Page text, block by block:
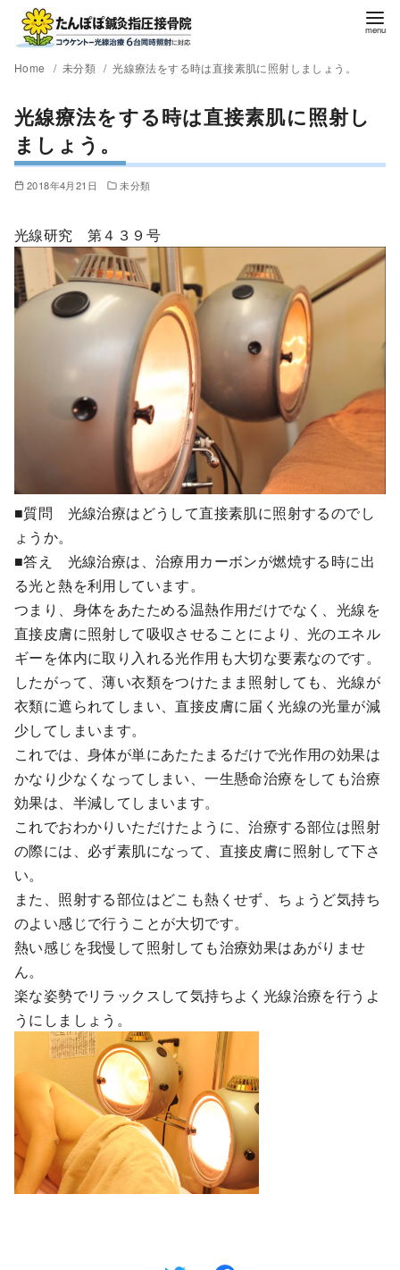
Home 未分類 光線療法をする時は直接素肌に照射しましょう。
光線療法をする時は直接素肌に照射し
ましょう。
2018年4月21日 未分類
光線研究 第４３９号
■質問 光線治療はどうして直接素肌に照射するのでし
ょうか。
■答え 光線治療は、治療用カーボンが燃焼する時に出
る光と熱を利用しています。
つまり、身体をあたためる温熱作用だけでなく、光線を
直接皮膚に照射して吸収させることにより、光のエネル
ギーを体内に取り入れる光作用も大切な要素なのです。
したがって、薄い衣類をつけたまま照射しても、光線が
衣類に遮られてしまい、直接皮膚に届く光線の光量が減
少してしまいます。
これでは、身体が単にあたたまるだけで光作用の効果は
かなり少なくなってしまい、一生懸命治療をしても治療
効果は、半減してしまいます。
これでおわかりいただけたように、治療する部位は照射
の際には、必ず素肌になって、直接皮膚に照射して下さ
い。
また、照射する部位はどこも熱くせず、ちょうど気持ち
のよい感じで行うことが大切です。
熱い感じを我慢して照射しても治療効果はあがりませ
ん。
楽な姿勢でリラックスして気持ちよく光線治療を行うよ
うにしましょう。